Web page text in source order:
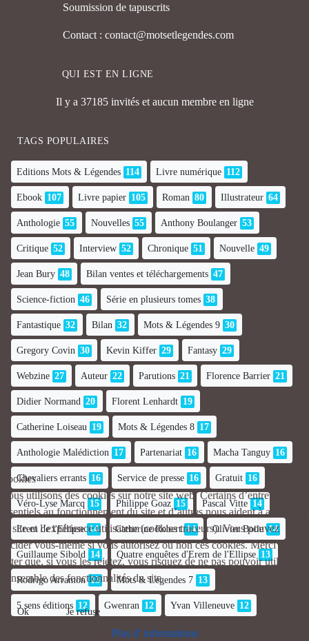
Soumission de tapuscrits
Contact : contact@motsetlegendes.com
QUI EST EN LIGNE
Il y a 37185 invités et aucun membre en ligne
TAGS POPULAIRES
Editions Mots & Légendes 114 Livre numérique 112
Ebook 107 Livre papier 105 Roman 80 Illustrateur 64
Anthologie 55 Nouvelles 55 Anthony Boulanger 53
Critique 52 Interview 52 Chronique 51 Nouvelle 49
Jean Bury 48 Bilan ventes et téléchargements 47
Science-fiction 46 Série en plusieurs tomes 38
Fantastique 32 Bilan 32 Mots & Légendes 9 30
Gregory Covin 30 Kevin Kiffer 29 Fantasy 29
Webzine 27 Auteur 22 Parutions 21 Florence Barrier 21
Didier Normand 20 Florent Lenhardt 19
Catherine Loiseau 19 Mots & Légendes 8 17
Anthologie Malédiction 17 Partenariat 16 Macha Tanguy 16
Chevaliers errants 16 Service de presse 16 Gratuit 16
Véro-Lyse Marcq 15 Philippe Goaz 15 Pascal Vitte 14
Erem de l'Ellipse 14 Catherine Robert 14 Olivier Boile 14
Guillaume Sibold 14 Quatre enquêtes d'Erem de l'Ellipse 13
Rodrigo Arramon 13 Mots & Légendes 7 13
5 sens éditions 12 Gwenran 12 Yvan Villeneuve 12
Cookies
Nous utilisons des cookies sur notre site web. Certains d’entre eux sont
essentiels au fonctionnement du site et d’autres nous aident à améliorer
ce site et l’expérience utilisateur (cookies traceurs). Vous pouvez
décider vous-même si vous autorisez ou non ces cookies. Merci de
noter que, si vous les rejetez, vous risquez de ne pas pouvoir utiliser
l’ensemble des fonctionnalités du site.
Ok Je refuse
Plus d' informations